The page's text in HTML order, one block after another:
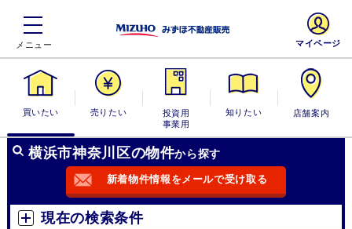
買いたい 売りたい
投資用・事業
用
知りたい 店舗案内
マイページ
横浜市神奈川区の物件から探す
新着物件情報をメールで受け取る
現在の検索条件